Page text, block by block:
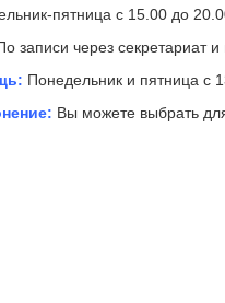
пятница с 15.00 до
записи через секретариат
Понедельник и пятница с
Вы можете выбрать